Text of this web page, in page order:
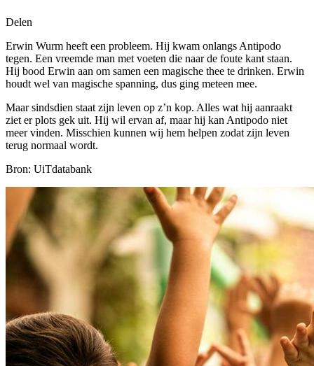
Delen
Erwin Wurm heeft een probleem. Hij kwam onlangs Antipodo
tegen. Een vreemde man met voeten die naar de foute kant staan.
Hij bood Erwin aan om samen een magische thee te drinken. Erwin
houdt wel van magische spanning, dus ging meteen mee.
Maar sindsdien staat zijn leven op z’n kop. Alles wat hij aanraakt
ziet er plots gek uit. Hij wil ervan af, maar hij kan Antipodo niet
meer vinden. Misschien kunnen wij hem helpen zodat zijn leven
terug normaal wordt.
Bron: UiTdatabank